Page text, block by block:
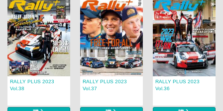
RALLY PLUS 2023
Vol.38
RALLY PLUS 2023
Vol.37
RALLY PLUS 2023
Vol.36